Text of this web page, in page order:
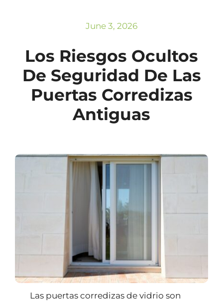
June 3, 2026
Los Riesgos Ocultos
De Seguridad De Las
Puertas Corredizas
Antiguas
Las puertas corredizas de vidrio son